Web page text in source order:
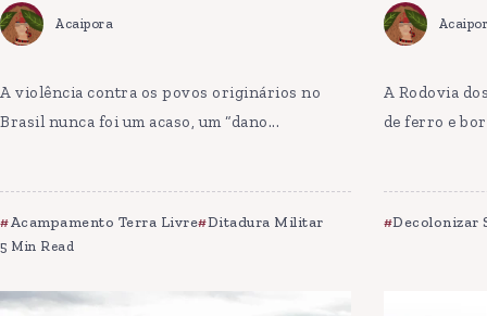
Acaipora
A violência contra os povos originários no
Brasil nunca foi um acaso, um “dano...
Acampamento Terra Livre Ditadura Militar
5 Min Read
A Rodovia
de ferro e
Decolonizar